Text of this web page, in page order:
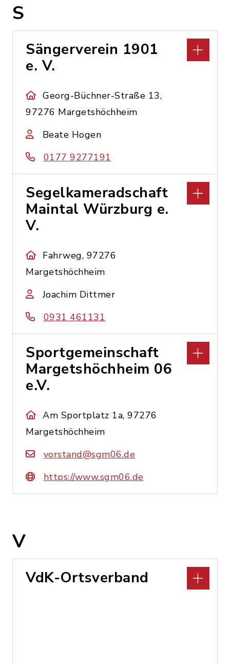
S
Sängerverein 1901
e. V.
Georg-Büchner-Straße 13,
97276 Margetshöchheim
Beate Hogen
0177 9277191
Segelkameradschaft
Maintal Würzburg e.
V.
Fahrweg, 97276
Margetshöchheim
Joachim Dittmer
0931 461131
Sportgemeinschaft
Margetshöchheim 06
e.V.
Am Sportplatz 1a, 97276
Margetshöchheim
vorstand@sgm06.de
https://www.sgm06.de
V
VdK-Ortsverband